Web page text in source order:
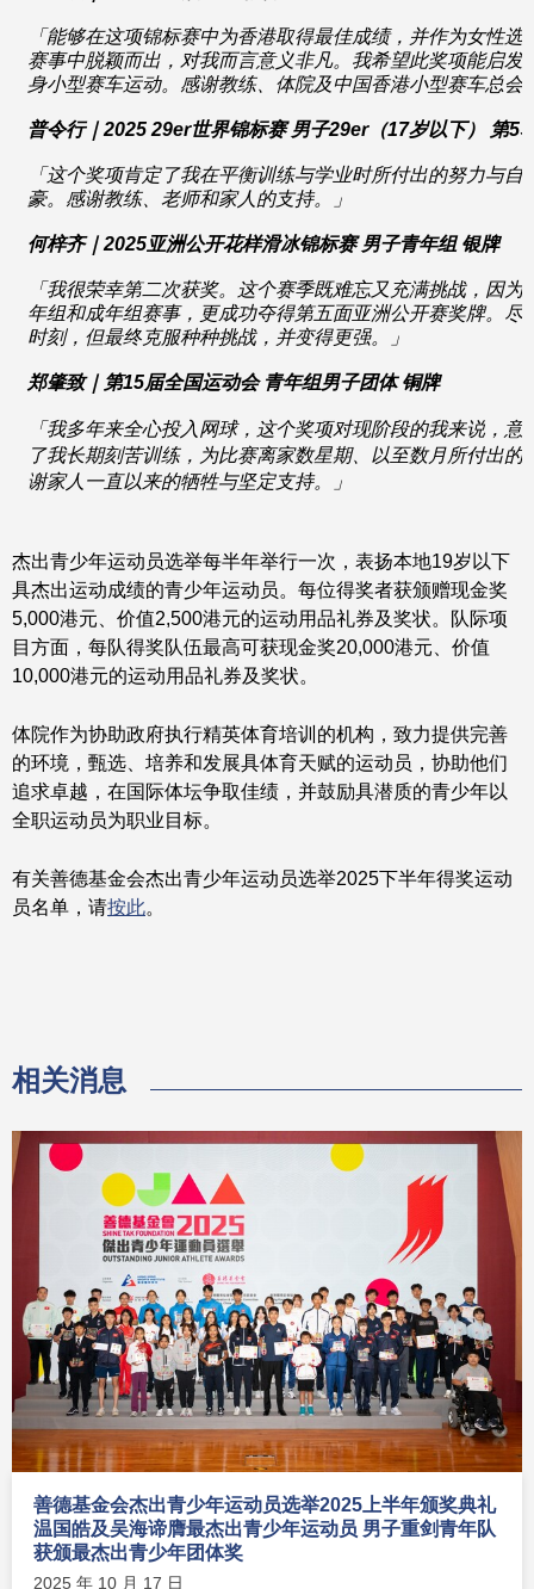
「能够在这项锦标赛中为香港取得最佳成绩，并作为女性选
赛事中脱颖而出，对我而言意义非凡。我希望此奖项能启发
身小型赛车运动。感谢教练、体院及中国香港小型赛车总会
普令行｜2025 29er世界锦标赛 男子29er（17岁以下） 第5
「这个奖项肯定了我在平衡训练与学业时所付出的努力与自
豪。感谢教练、老师和家人的支持。」
何梓齐｜2025亚洲公开花样滑冰锦标赛 男子青年组 银牌
「我很荣幸第二次获奖。这个赛季既难忘又充满挑战，因为
年组和成年组赛事，更成功夺得第五面亚洲公开赛奖牌。尽
时刻，但最终克服种种挑战，并变得更强。」
郑肇致｜第15届全国运动会 青年组男子团体 铜牌
「我多年来全心投入网球，这个奖项对现阶段的我来说，意
了我长期刻苦训练，为比赛离家数星期、以至数月所付出的
谢家人一直以来的牺牲与坚定支持。」
杰出青少年运动员选举每半年举行一次，表扬本地19岁以下
具杰出运动成绩的青少年运动员。每位得奖者获颁赠现金奖
5,000港元、价值2,500港元的运动用品礼券及奖状。队际项
目方面，每队得奖队伍最高可获现金奖20,000港元、价值
10,000港元的运动用品礼券及奖状。
体院作为协助政府执行精英体育培训的机构，致力提供完善
的环境，甄选、培养和发展具体育天赋的运动员，协助他们
追求卓越，在国际体坛争取佳绩，并鼓励具潜质的青少年以
全职运动员为职业目标。
有关善德基金会杰出青少年运动员选举2025下半年得奖运动
员名单，请按此。
相关消息
善德基金会杰出青少年运动员选举2025上半年颁奖典礼
温国皓及吴海谛膺最杰出青少年运动员 男子重剑青年队
获颁最杰出青少年团体奖
2025 年 10 月 17 日